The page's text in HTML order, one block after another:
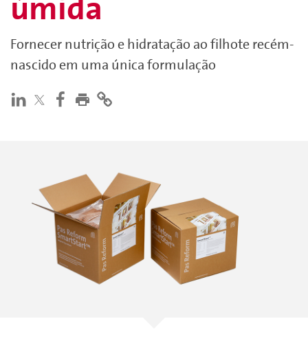
Fornecer nutrição e hidratação ao filhote recém-
nascido em uma única formulação